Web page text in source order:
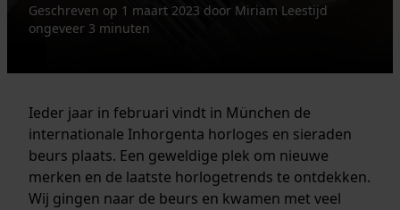
Geschreven op 1 maart 2023 door Miriam Leestijd
ongeveer 3 minuten
Ieder jaar in februari vindt in München de
internationale Inhorgenta horloges en sieraden
beurs plaats. Een geweldige plek om nieuwe
merken en de laatste horlogetrends te ontdekken.
Wij gingen naar de beurs en kwamen met veel